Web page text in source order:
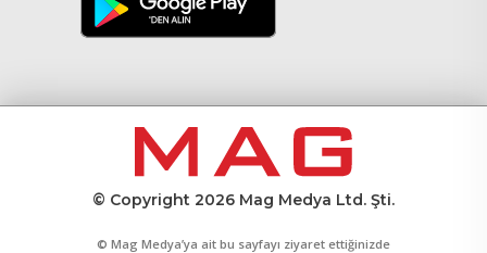
© Copyright 2026 Mag Medya Ltd. Şti.
© Mag Medya’ya ait bu sayfayı ziyaret ettiğinizde